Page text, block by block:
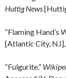
Huttig News
“Flaming Hand’s
[Atlantic City,
“Fulgurite.”